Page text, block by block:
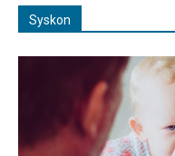
Syskon